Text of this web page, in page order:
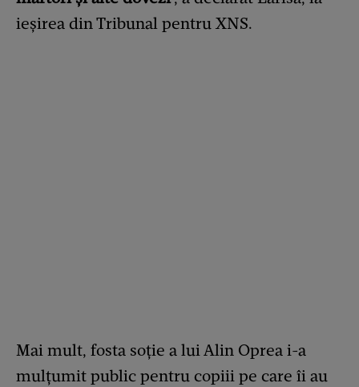
ieșirea din Tribunal pentru XNS.
Mai mult, fosta soție a lui Alin Oprea i-a
mulțumit public pentru copiii pe care îi au